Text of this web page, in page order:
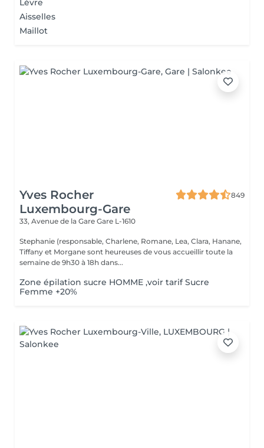
Lèvre
Aisselles
Maillot
Yves Rocher
Luxembourg-Gare
849
33, Avenue de la Gare Gare L-1610
Stephanie (responsable, Charlene, Romane, Lea, Clara, Hanane,
Tiffany et Morgane sont heureuses de vous accueillir toute la
semaine de 9h30 à 18h dans...
Zone épilation sucre HOMME ,voir tarif Sucre
Femme +20%